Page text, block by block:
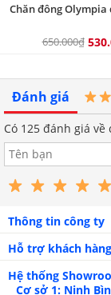
Chăn đông Olympia
650.000₫
Đánh giá
Có 125 đánh giá về
Thông tin công ty
Hỗ trợ khách hàng
Hệ thống
Cơ sở 1: Ninh